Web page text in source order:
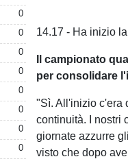
0
0
0
0
0
0
0
0
14.17 - Ha inizio
Il campionato
per consolidare
"Sì. All'inizio c'era
continuità. I nostri
giornate azzurre
visto che dopo